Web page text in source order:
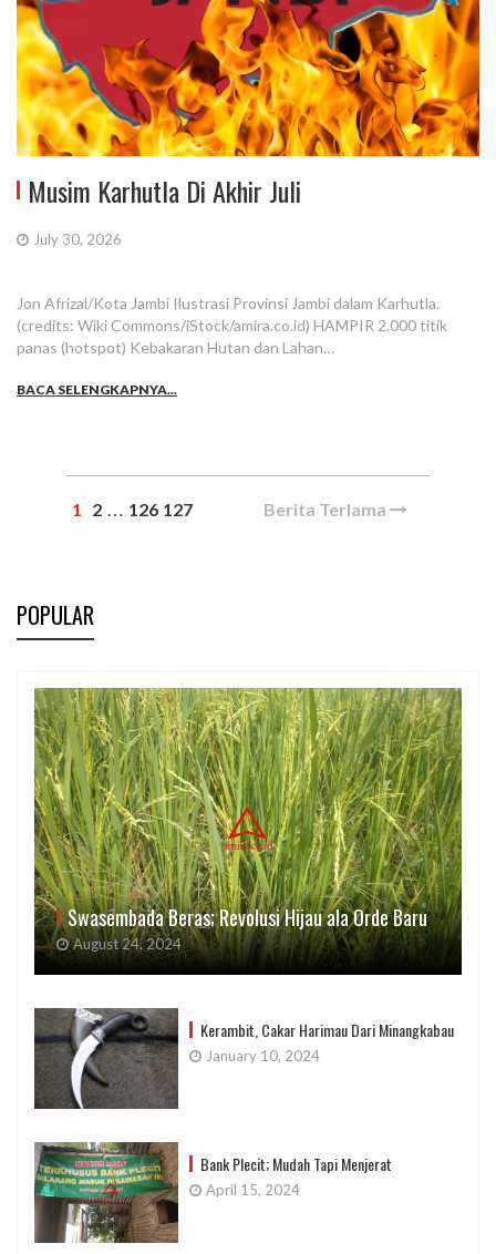
Musim Karhutla Di Akhir Juli
July 30, 2026
Jon Afrizal/Kota Jambi Ilustrasi Provinsi Jambi dalam Karhutla.
(credits: Wiki Commons/iStock/amira.co.id) HAMPIR 2.000 titik
panas (hotspot) Kebakaran Hutan dan Lahan…
BACA SELENGKAPNYA...
1 2 … 126 127 Berita Terlama
POPULAR
Swasembada Beras; Revolusi Hijau ala Orde Baru
August 24, 2024
Kerambit, Cakar Harimau Dari Minangkabau
January 10, 2024
Bank Plecit; Mudah Tapi Menjerat
April 15, 2024